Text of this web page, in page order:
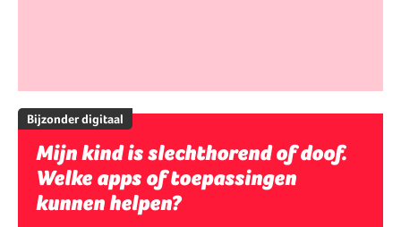
Bijzonder digitaal
Mijn kind is slechthorend of doof.
Welke apps of toepassingen
kunnen helpen?